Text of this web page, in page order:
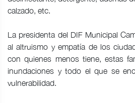
calzado, etc.
La presidenta del DIF Municipal
al altruismo y empatía de los
con quienes menos tiene, estas
inundaciones y todo el que se
vulnerabilidad.